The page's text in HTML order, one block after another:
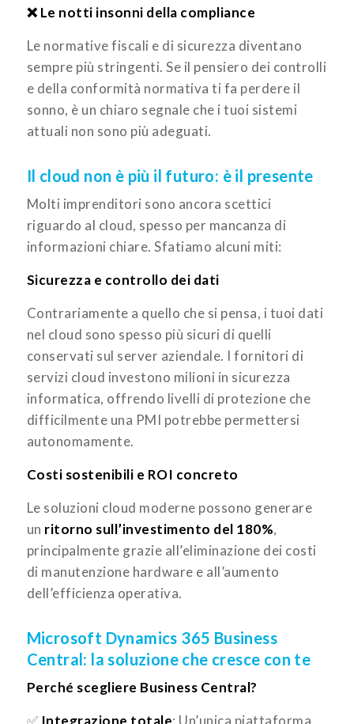
❌ Le notti insonni della compliance
Le normative fiscali e di sicurezza diventano
sempre più stringenti. Se il pensiero dei controlli
e della conformità normativa ti fa perdere il
sonno, è un chiaro segnale che i tuoi sistemi
attuali non sono più adeguati.
Il cloud non è più il futuro: è il presente
Molti imprenditori sono ancora scettici
riguardo al cloud, spesso per mancanza di
informazioni chiare. Sfatiamo alcuni miti:
Sicurezza e controllo dei dati
Contrariamente a quello che si pensa, i tuoi dati
nel cloud sono spesso più sicuri di quelli
conservati sul server aziendale. I fornitori di
servizi cloud investono milioni in sicurezza
informatica, offrendo livelli di protezione che
difficilmente una PMI potrebbe permettersi
autonomamente.
Costi sostenibili e ROI concreto
Le soluzioni cloud moderne possono generare
un ritorno sull’investimento del 180%,
principalmente grazie all’eliminazione dei costi
di manutenzione hardware e all’aumento
dell’efficienza operativa.
Microsoft Dynamics 365 Business
Central: la soluzione che cresce con te
Perché scegliere Business Central?
✅ Integrazione totale: Un’unica piattaforma